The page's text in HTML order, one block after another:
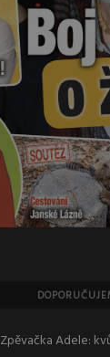
Zpěvačka Adele: